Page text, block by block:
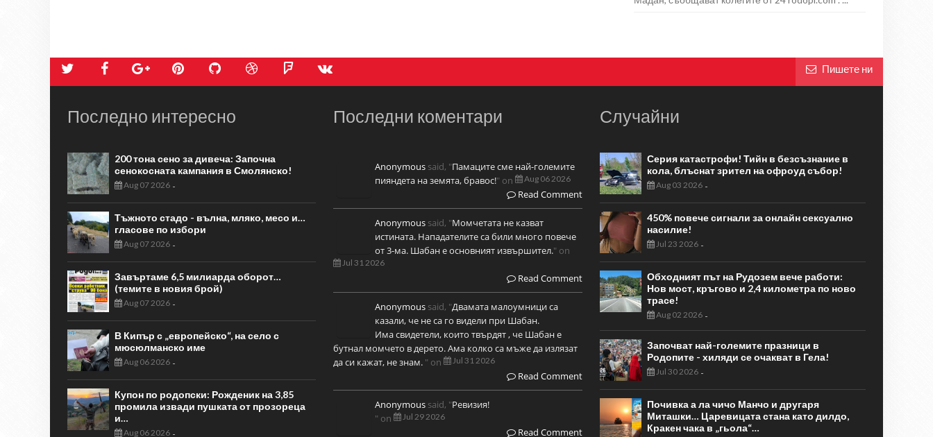
Пишете ни
Последно интересно
200 тона сено за дивеча: Започна
сенокосната кампания в Смолянско!
Aug 07 2026 -
Тъжното стадо - вълна, мляко, месо и…
гласове по избори
Aug 07 2026 -
Завъртаме 6,5 милиарда оборот…
(темите в новия брой)
Aug 07 2026 -
В Кипър с „европейско“, на село с
мюсюлманско име
Aug 06 2026 -
Купон по родопски: Рожденик на 3,85
промила извади пушката от прозореца
и…
Aug 06 2026 -
Последни коментари
Anonymous said, "Памаците сме най-големите
пияндета на земята, бравос!" on Aug 06 2026
Read Comment
Anonymous said, "Момчетата не казват
истината. Нападателите са били много повече
от 3-ма. Шабан е основният извършител." on
Jul 31 2026
Read Comment
Anonymous said, "Двамата малоумници са
казали, че не са го видели при Шабан.
Има свидетели, които твърдят , че Шабан е
бутнал момчето в дерето. Ама колко са мъже да излязат
да си кажат, не знам. " on Jul 31 2026
Read Comment
Anonymous said, "Ревизия!
" on
Jul 29 2026
Read Comment
Случайни
Серия катастрофи! Тийн в безсъзнание в
кола, блъснат зрител на офроуд събор!
Aug 03 2026-
450% повече сигнали за онлайн сексуално
насилие!
Jul 23 2026-
Обходният път на Рудозем вече работи:
Нов мост, кръгово и 2,4 километра по ново
трасе!
Aug 02 2026-
Започват най-големите празници в
Родопите - хиляди се очакват в Гела!
Jul 30 2026-
Почивка а ла чичо Манчо и другаря
Миташки… Царевицата стана като дилдо,
Кракен чака в „гьола“…